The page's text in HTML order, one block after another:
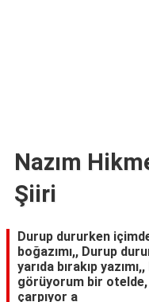
Nazım
Şiiri
Durup dururken
boğazımı,, Durup
yarıda bırakıp
görüyorum bir
çarpıyor a